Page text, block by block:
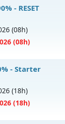
hồi sinh
vào 13h ngày
- RESET
(08h)
(08h)
HAY
Lai vào 08h
- Starter
(18h)
(18h)